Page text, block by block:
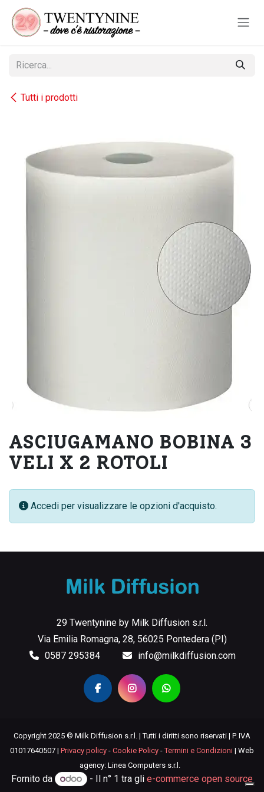
Passa al contenuto
Tutti i prodotti
ASCIUGAMANO BOBINA 3
VELI X 2 ROTOLI
Accedi per visualizzare le opzioni d'acquisto.
29 Twentynine by Milk Diffusion s.r.l.
Via Emilia Romagna, 28, 56025 Pontedera (PI)
0587 295384
info@milkdiffusion.com
Copyright 2025 © Milk Diffusion s.r.l. | Tutti i diritti sono riservati | P. IVA
01017640507 | Privacy policy - Cookie Policy -Termini e Condizioni | Web
agency: Linea Computers s.r.l.
Fornito da - Il n° 1 tra gli e-commerce open source